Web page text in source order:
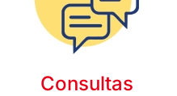
Consultas